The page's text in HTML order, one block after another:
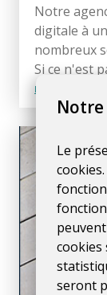
Notre
digitale à
nombreux
Si ce n'est
Lire l'article >
Le
cookies
seront